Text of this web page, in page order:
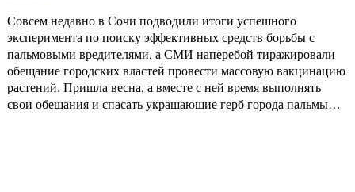
Совсем недавно в Сочи подводили итоги успешного
эксперимента по поиску эффективных средств борьбы с
пальмовыми вредителями, а СМИ наперебой тиражировали
обещание городских властей провести массовую вакцинацию
растений. Пришла весна, а вместе с ней время выполнять
свои обещания и спасать украшающие герб города пальмы…